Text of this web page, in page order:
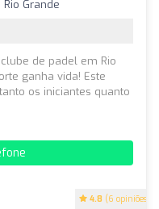
4.8 (6 opiniões)
Grande
de padel em Rio
ganha vida! Este
os iniciantes quanto